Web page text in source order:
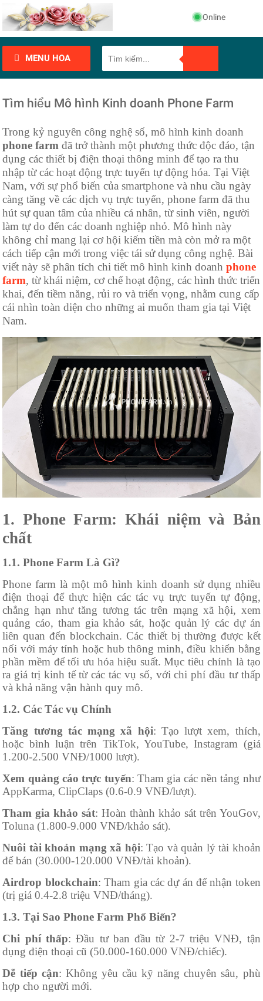
Online
MENU HOA
Tìm hiểu Mô hình Kinh doanh Phone Farm
Trong kỷ nguyên công nghệ số, mô hình kinh doanh
phone farm đã trở thành một phương thức độc đáo, tận
dụng các thiết bị điện thoại thông minh để tạo ra thu
nhập từ các hoạt động trực tuyến tự động hóa. Tại Việt
Nam, với sự phổ biến của smartphone và nhu cầu ngày
càng tăng về các dịch vụ trực tuyến, phone farm đã thu
hút sự quan tâm của nhiều cá nhân, từ sinh viên, người
làm tự do đến các doanh nghiệp nhỏ. Mô hình này
không chỉ mang lại cơ hội kiếm tiền mà còn mở ra một
cách tiếp cận mới trong việc tái sử dụng công nghệ. Bài
viết này sẽ phân tích chi tiết mô hình kinh doanhphone
farm, từ khái niệm, cơ chế hoạt động, các hình thức triển
khai, đến tiềm năng, rủi ro và triển vọng, nhằm cung cấp
cái nhìn toàn diện cho những ai muốn tham gia tại Việt
Nam.
1. Phone Farm: Khái niệm và Bản
chất
1.1. Phone Farm Là Gì?
Phone farm là một mô hình kinh doanh sử dụng nhiều
điện thoại để thực hiện các tác vụ trực tuyến tự động,
chẳng hạn như tăng tương tác trên mạng xã hội, xem
quảng cáo, tham gia khảo sát, hoặc quản lý các dự án
liên quan đến blockchain. Các thiết bị thường được kết
nối với máy tính hoặc hub thông minh, điều khiển bằng
phần mềm để tối ưu hóa hiệu suất. Mục tiêu chính là tạo
ra giá trị kinh tế từ các tác vụ số, với chi phí đầu tư thấp
và khả năng vận hành quy mô.
1.2. Các Tác vụ Chính
Tăng tương tác mạng xã hội: Tạo lượt xem, thích,
hoặc bình luận trên TikTok, YouTube, Instagram (giá
1.200-2.500 VNĐ/1000 lượt).
Xem quảng cáo trực tuyến: Tham gia các nền tảng như
AppKarma, ClipClaps (0.6-0.9 VNĐ/lượt).
Tham gia khảo sát: Hoàn thành khảo sát trên YouGov,
Toluna (1.800-9.000 VNĐ/khảo sát).
Nuôi tài khoản mạng xã hội: Tạo và quản lý tài khoản
để bán (30.000-120.000 VNĐ/tài khoản).
Airdrop blockchain: Tham gia các dự án để nhận token
(trị giá 0.4-2.8 triệu VNĐ/tháng).
1.3. Tại Sao Phone Farm Phổ Biến?
Chi phí thấp: Đầu tư ban đầu từ 2-7 triệu VNĐ, tận
dụng điện thoại cũ (50.000-160.000 VNĐ/chiếc).
Dễ tiếp cận: Không yêu cầu kỹ năng chuyên sâu, phù
hợp cho người mới.